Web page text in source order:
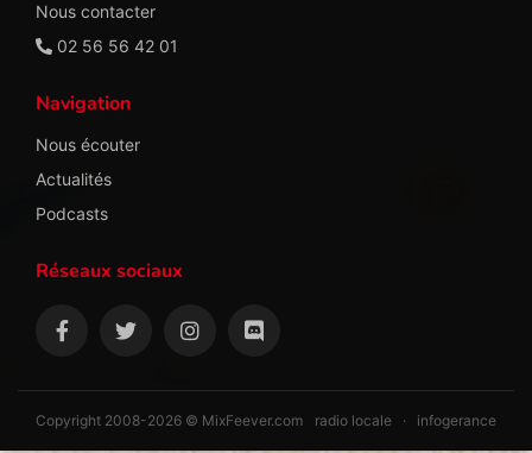
Nous contacter
02 56 56 42 01
Navigation
Nous écouter
Actualités
Podcasts
Réseaux sociaux
Copyright 2008-2026 © MixFeever.com radio locale · infogerance